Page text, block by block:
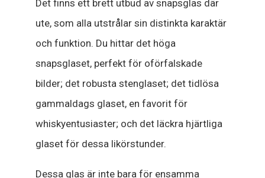
Det finns ett brett utbud av snapsglas där
ute, som alla utstrålar sin distinkta karaktär
och funktion. Du hittar det höga
snapsglaset, perfekt för oförfalskade
bilder; det robusta stenglaset; det tidlösa
gammaldags glaset, en favorit för
whiskyentusiaster; och det läckra hjärtliga
glaset för dessa likörstunder.
Dessa glas är inte bara för ensamma